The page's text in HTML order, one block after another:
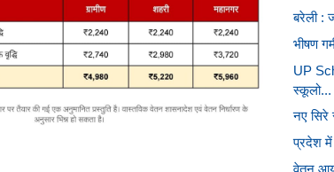
बरेली :
भीषण
UP
स्कूलो...
नए सिरे
प्रदेश में
वेतन